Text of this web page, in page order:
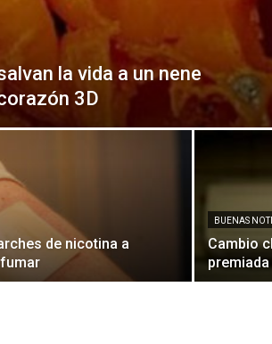
la vida a un nene
3D
de nicotina a
BUENAS
Cambio